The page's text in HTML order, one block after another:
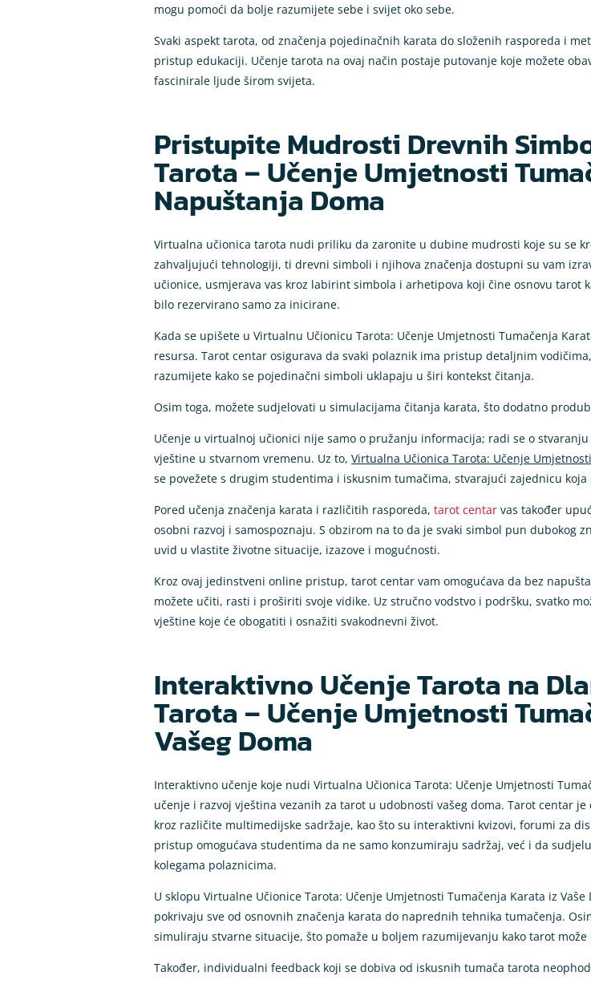
mogu pomoći da bolje razumijete sebe i svijet oko sebe.
Svaki aspekt tarota, od značenja pojedinačnih karata do složenih rasporeda i
pristup edukaciji. Učenje tarota na ovaj način postaje putovanje koje možete
fascinirale ljude širom svijeta.
Pristupite Mudrosti Drevnih
Tarota – Učenje Umjetnosti
Napuštanja Doma
Virtualna učionica tarota nudi priliku da zaronite u dubine mudrosti koje su se
zahvaljujući tehnologiji, ti drevni simboli i njihova značenja dostupni su vam
učionice, usmjerava vas kroz labirint simbola i arhetipova koji čine osnovu
bilo rezervirano samo za inicirane.
Kada se upišete u Virtualnu Učionicu Tarota: Učenje Umjetnosti Tumačenja
resursa. Tarot centar osigurava da svaki polaznik ima pristup detaljnim
razumijete kako se pojedinačni simboli uklapaju u širi kontekst čitanja.
Osim toga, možete sudjelovati u simulacijama čitanja karata, što dodatno
Učenje u virtualnoj učionici nije samo o pružanju informacija; radi se o
vještine u stvarnom vremenu. Uz to, Virtualna Učionica Tarota: Učenje
se povežete s drugim studentima i iskusnim tumačima, stvarajući zajednicu
Pored učenja značenja karata i različitih rasporeda, tarot centar vas također
osobni razvoj i samospoznaju. S obzirom na to da je svaki simbol pun
uvid u vlastite životne situacije, izazove i mogućnosti.
Kroz ovaj jedinstveni online pristup, tarot centar vam omogućava da bez
možete učiti, rasti i proširiti svoje vidike. Uz stručno vodstvo i podršku, svatko
vještine koje će obogatiti i osnažiti svakodnevni život.
Interaktivno Učenje Tarota na
Tarota – Učenje Umjetnosti
Vašeg Doma
Interaktivno učenje koje nudi Virtualna Učionica Tarota: Učenje Umjetnosti
učenje i razvoj vještina vezanih za tarot u udobnosti vašeg doma. Tarot centar
kroz različite multimedijske sadržaje, kao što su interaktivni kvizovi, forumi za
pristup omogućava studentima da ne samo konzumiraju sadržaj, već i da
kolegama polaznicima.
U sklopu Virtualne Učionice Tarota: Učenje Umjetnosti Tumačenja Karata iz
pokrivaju sve od osnovnih značenja karata do naprednih tehnika tumačenja.
simuliraju stvarne situacije, što pomaže u boljem razumijevanju kako tarot
Također, individualni feedback koji se dobiva od iskusnih tumača tarota